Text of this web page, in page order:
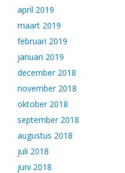
april 2019
maart 2019
februari 2019
januari 2019
december 2018
november 2018
oktober 2018
september 2018
augustus 2018
juli 2018
juni 2018